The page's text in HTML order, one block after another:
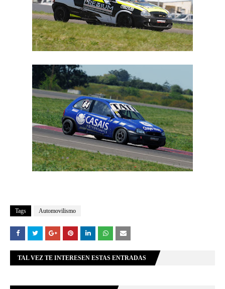
Tags Automovilismo
TAL VEZ TE INTERESEN ESTAS ENTRADAS